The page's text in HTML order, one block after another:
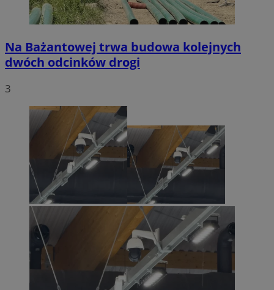
Na Bażantowej trwa budowa kolejnych
dwóch odcinków drogi
3